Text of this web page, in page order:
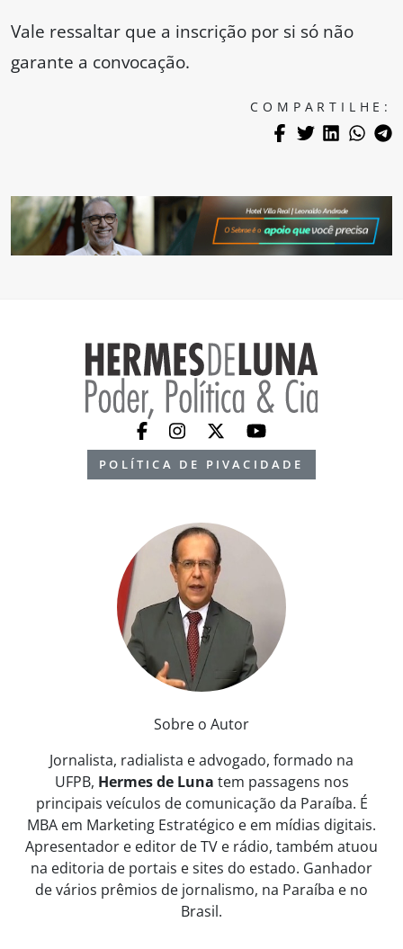
Vale ressaltar que a inscrição por si só não
garante a convocação.
COMPARTILHE:
POLÍTICA DE PIVACIDADE
Sobre o Autor
Jornalista, radialista e advogado, formado na
UFPB, Hermes de Luna tem passagens nos
principais veículos de comunicação da Paraíba. É
MBA em Marketing Estratégico e em mídias digitais.
Apresentador e editor de TV e rádio, também atuou
na editoria de portais e sites do estado. Ganhador
de vários prêmios de jornalismo, na Paraíba e no
Brasil.